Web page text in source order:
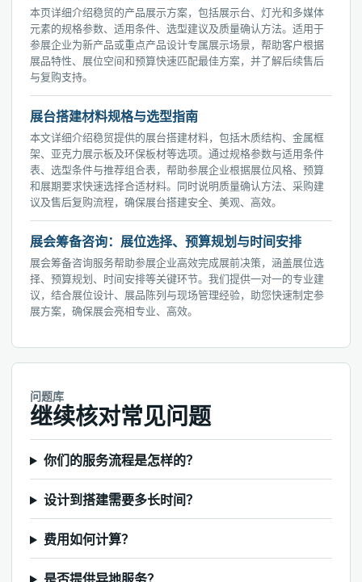
本页详细介绍稳贸的产品展示方案，包括展示台、灯光和多媒体
元素的规格参数、适用条件、选型建议及质量确认方法。适用于
参展企业为新产品或重点产品设计专属展示场景，帮助客户根据
展品特性、展位空间和预算快速匹配最佳方案，并了解后续售后
与复购支持。
展台搭建材料规格与选型指南
本文详细介绍稳贸提供的展台搭建材料，包括木质结构、金属框
架、亚克力展示板及环保板材等选项。通过规格参数与适用条件
表、选型条件与推荐组合表，帮助参展企业根据展位风格、预算
和展期要求快速选择合适材料。同时说明质量确认方法、采购建
议及售后复购流程，确保展台搭建安全、美观、高效。
展会筹备咨询：展位选择、预算规划与时间安排
展会筹备咨询服务帮助参展企业高效完成展前决策，涵盖展位选
择、预算规划、时间安排等关键环节。我们提供一对一的专业建
议，结合展位设计、展品陈列与现场管理经验，助您快速制定参
展方案，确保展会亮相专业、高效。
问题库
继续核对常见问题
你们的服务流程是怎样的？
设计到搭建需要多长时间？
费用如何计算？